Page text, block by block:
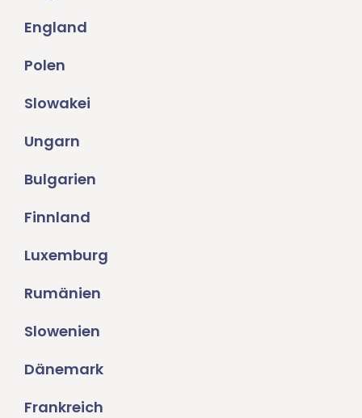
England
Polen
Slowakei
Ungarn
Bulgarien
Finnland
Luxemburg
Rumänien
Slowenien
Dänemark
Frankreich